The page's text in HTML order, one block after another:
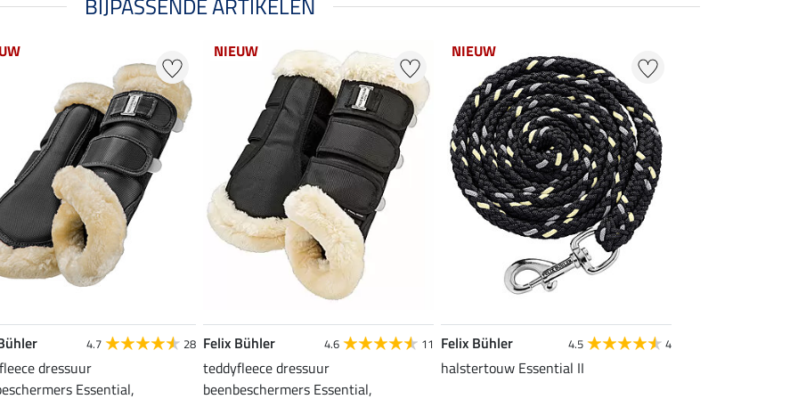
BIJPASSENDE ARTIKELEN
4.7 28
dressuur
Essential,
NIEUW
Felix Bühler 4.6 11
teddyfleece dressuur
beenbeschermers Essential,
NIEUW
Felix Bühler 4.5 4
halstertouw Essential II